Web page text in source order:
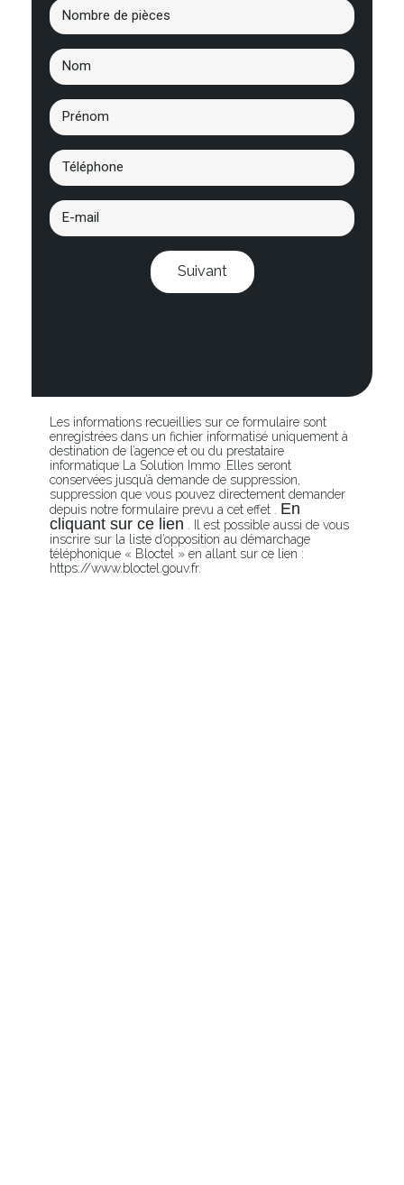
Suivant
Les informations recueillies sur ce formulaire sont
enregistrées dans un fichier informatisé uniquement à
destination de l’agence et ou du prestataire
informatique La Solution Immo .Elles seront
conservées jusqu’à demande de suppression,
suppression que vous pouvez directement demander
depuis notre formulaire prevu a cet effet . En
cliquant sur ce lien . Il est possible aussi de vous
inscrire sur la liste d’opposition au démarchage
téléphonique « Bloctel » en allant sur ce lien :
https://www.bloctel.gouv.fr.